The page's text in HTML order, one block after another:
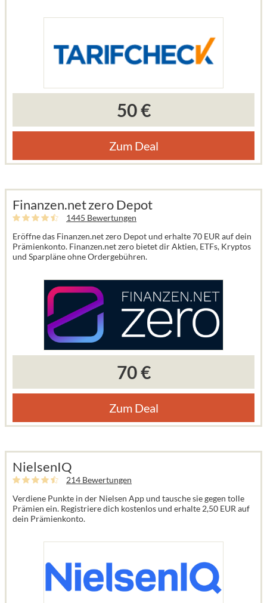
50 €
Zum Deal
Finanzen.net zero Depot
1445 Bewertungen
Eröffne das Finanzen.net zero Depot und erhalte 70 EUR auf dein
Prämienkonto. Finanzen.net zero bietet dir Aktien, ETFs, Kryptos
und Sparpläne ohne Ordergebühren.
70 €
Zum Deal
NielsenIQ
214 Bewertungen
Verdiene Punkte in der Nielsen App und tausche sie gegen tolle
Prämien ein. Registriere dich kostenlos und erhalte 2,50 EUR auf
dein Prämienkonto.